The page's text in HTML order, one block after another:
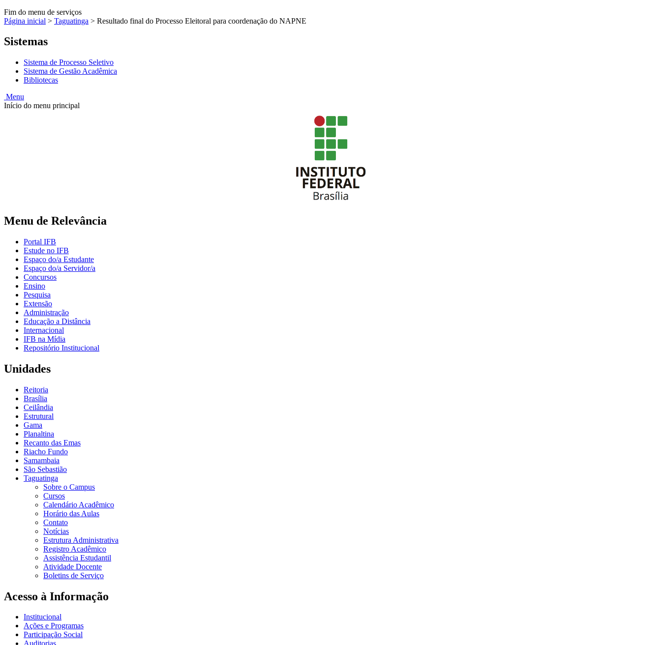
Fim do menu de serviços
Página inicial > Taguatinga > Resultado final do Processo Eleitoral para coordenação do NAPNE
Sistemas
Sistema de Processo Seletivo
Sistema de Gestão Acadêmica
Bibliotecas
Menu
Início do menu principal
Menu de Relevância
Portal IFB
Estude no IFB
Espaço do/a Estudante
Espaço do/a Servidor/a
Concursos
Ensino
Pesquisa
Extensão
Administração
Educação a Distância
Internacional
IFB na Mídia
Repositório Institucional
Unidades
Reitoria
Brasília
Ceilândia
Estrutural
Gama
Planaltina
Recanto das Emas
Riacho Fundo
Samambaia
São Sebastião
Taguatinga
Sobre o Campus
Cursos
Calendário Acadêmico
Horário das Aulas
Contato
Notícias
Estrutura Administrativa
Registro Acadêmico
Assistência Estudantil
Atividade Docente
Boletins de Serviço
Acesso à Informação
Institucional
Ações e Programas
Participação Social